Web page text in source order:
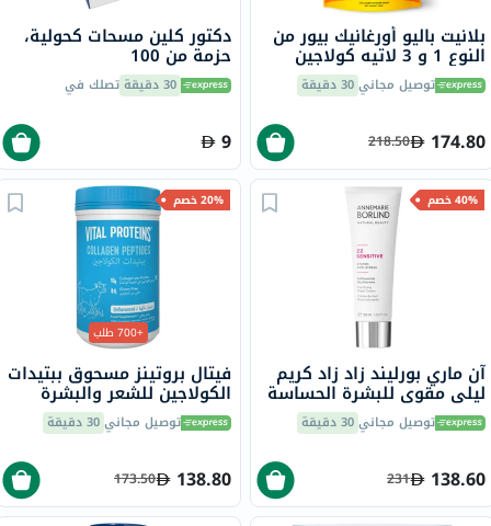
بلانيت باليو أورغانيك بيور من
النوع 1 و 3 لاتيه كولاجين
كركم 260 جرام توصيل مجاني30 دقيقة
174.80
218.50
دكتور كلين مسحات كحولية،
حزمة من 100
30 دقيقة تصلك في
9
40% خصم
آن ماري بورليند زاد زاد كريم
ليلي مقوي للبشرة الحساسة
مقاوم لعلامات التوتر 50 مل
توصيل مجاني30 دقيقة
138.60
231
20% خصم
+700 طلب
فيتال بروتينز مسحوق ببتيدات
الكولاجين للشعر والبشرة
والأظافر 284 جرامتوصيل مجاني30 دقيقة
138.80
173.50